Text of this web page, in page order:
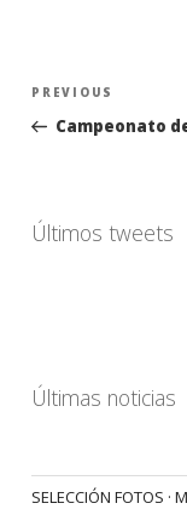
Navegación
entradas
Previous
Post
PREVIOUS
Campeonato
Últimos tweets
Últimas noticias
SELECCIÓN FOTOS ·